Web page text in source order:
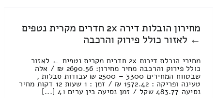
מחירון הובלות דירה 2x חדרים מקרית נטפים
← לאזור כולל פירוק והרכבה
מחירי הובלת דירות 2x חדרים מקרית נטפים ← לאזור
כולל פירוק והרכבה מחיר מחירון: 2690.56 ₪ / אלה
שבטווח המחירים 3300 – 2500 ₪ עבודות סבלות ,
טעינה ופריקה : 1572.42 ₪ / זמן : 1 שעות 12 דקות מחיר
נסיעה 483.77 שקל / זמן נסיעה בין ערים 41 [...]